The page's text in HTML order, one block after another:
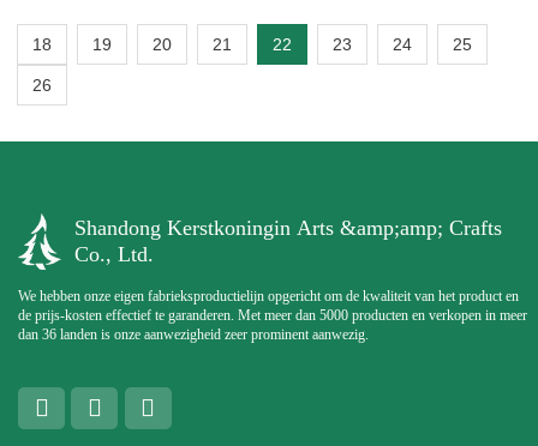
18 19 20 21 22 23 24 25
26
Shandong Kerstkoningin Arts &amp;amp; Crafts
Co., Ltd.
We hebben onze eigen fabrieksproductielijn opgericht om de kwaliteit van het product en
de prijs-kosten effectief te garanderen. Met meer dan 5000 producten en verkopen in meer
dan 36 landen is onze aanwezigheid zeer prominent aanwezig.